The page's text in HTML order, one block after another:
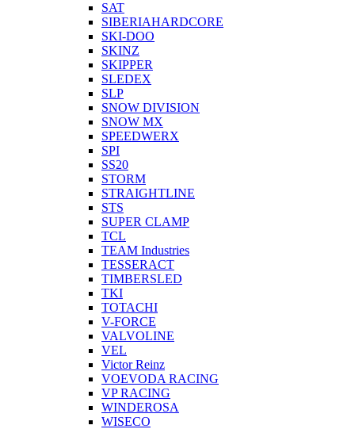
SAT
SIBERIAHARDCORE
SKI-DOO
SKINZ
SKIPPER
SLEDEX
SLP
SNOW DIVISION
SNOW MX
SPEEDWERX
SPI
SS20
STORM
STRAIGHTLINE
STS
SUPER CLAMP
TCL
TEAM Industries
TESSERACT
TIMBERSLED
TKI
TOTACHI
V-FORCE
VALVOLINE
VEL
Victor Reinz
VOEVODA RACING
VP RACING
WINDEROSA
WISECO